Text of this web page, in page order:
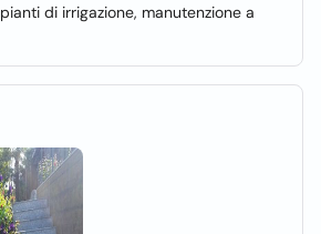
di irrigazione, manutenzione a